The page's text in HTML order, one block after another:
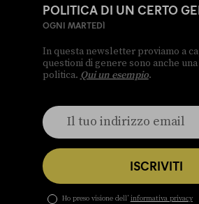
POLITICA DI UN CERTO
OGNI MARTEDÌ
In questa newsletter proviamo a
questioni di genere sono anche
politica. Qui un esempio.
ISCRIVITI
Ho preso visione dell’ informativa privacy